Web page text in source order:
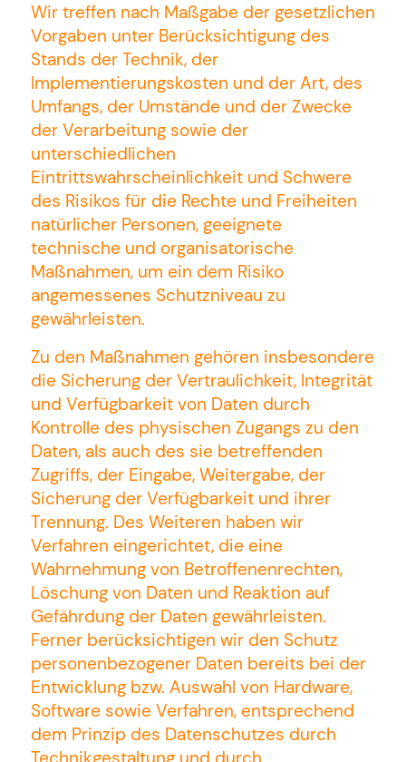
Wir treffen nach Maßgabe der gesetzlichen
Vorgaben unter Berücksichtigung des
Stands der Technik, der
Implementierungskosten und der Art, des
Umfangs, der Umstände und der Zwecke
der Verarbeitung sowie der
unterschiedlichen
Eintrittswahrscheinlichkeit und Schwere
des Risikos für die Rechte und Freiheiten
natürlicher Personen, geeignete
technische und organisatorische
Maßnahmen, um ein dem Risiko
angemessenes Schutzniveau zu
gewährleisten.
Zu den Maßnahmen gehören insbesondere
die Sicherung der Vertraulichkeit, Integrität
und Verfügbarkeit von Daten durch
Kontrolle des physischen Zugangs zu den
Daten, als auch des sie betreffenden
Zugriffs, der Eingabe, Weitergabe, der
Sicherung der Verfügbarkeit und ihrer
Trennung. Des Weiteren haben wir
Verfahren eingerichtet, die eine
Wahrnehmung von Betroffenenrechten,
Löschung von Daten und Reaktion auf
Gefährdung der Daten gewährleisten.
Ferner berücksichtigen wir den Schutz
personenbezogener Daten bereits bei der
Entwicklung bzw. Auswahl von Hardware,
Software sowie Verfahren, entsprechend
dem Prinzip des Datenschutzes durch